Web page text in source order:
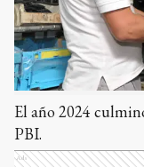
El año 2024
PBI.
Ads